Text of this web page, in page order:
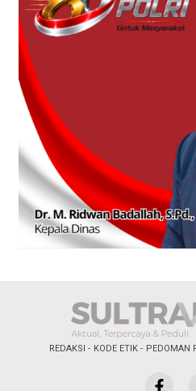
REDAKSI KODE ETIK PEDOMAN